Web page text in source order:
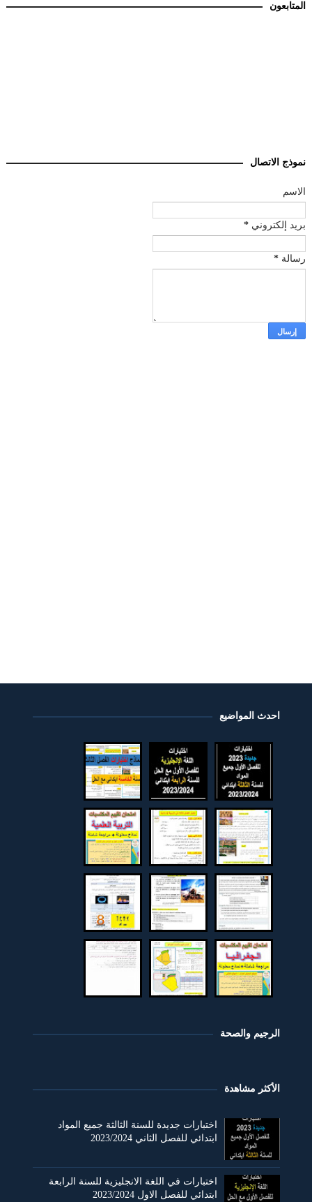
المتابعون
نموذج الاتصال
الاسم
بريد إلكتروني *
رسالة *
احدث المواضيع
الرجيم والصحة
الأكثر مشاهدة
اختبارات جديدة للسنة الثالثة جميع المواد
ابتدائي للفصل الثاني 2023/2024
اختبارات في اللغة الانجليزية للسنة الرابعة
ابتدائي للفصل الاول 2023/2024